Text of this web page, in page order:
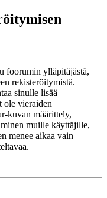
foorumin ylläpitäjästä,
rekisteröitymistä.
sinulle lisää
ole vieraiden
kuvan määrittely,
muille käyttäjille,
menee aikaa vain